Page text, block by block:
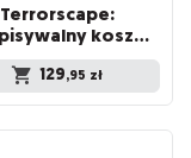
Terrorscape:
Nieopisywalny koszmar
129,95 zł